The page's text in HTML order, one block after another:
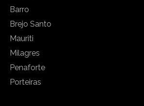
Barro
Brejo Santo
Mauriti
Milagres
Penaforte
Porteiras